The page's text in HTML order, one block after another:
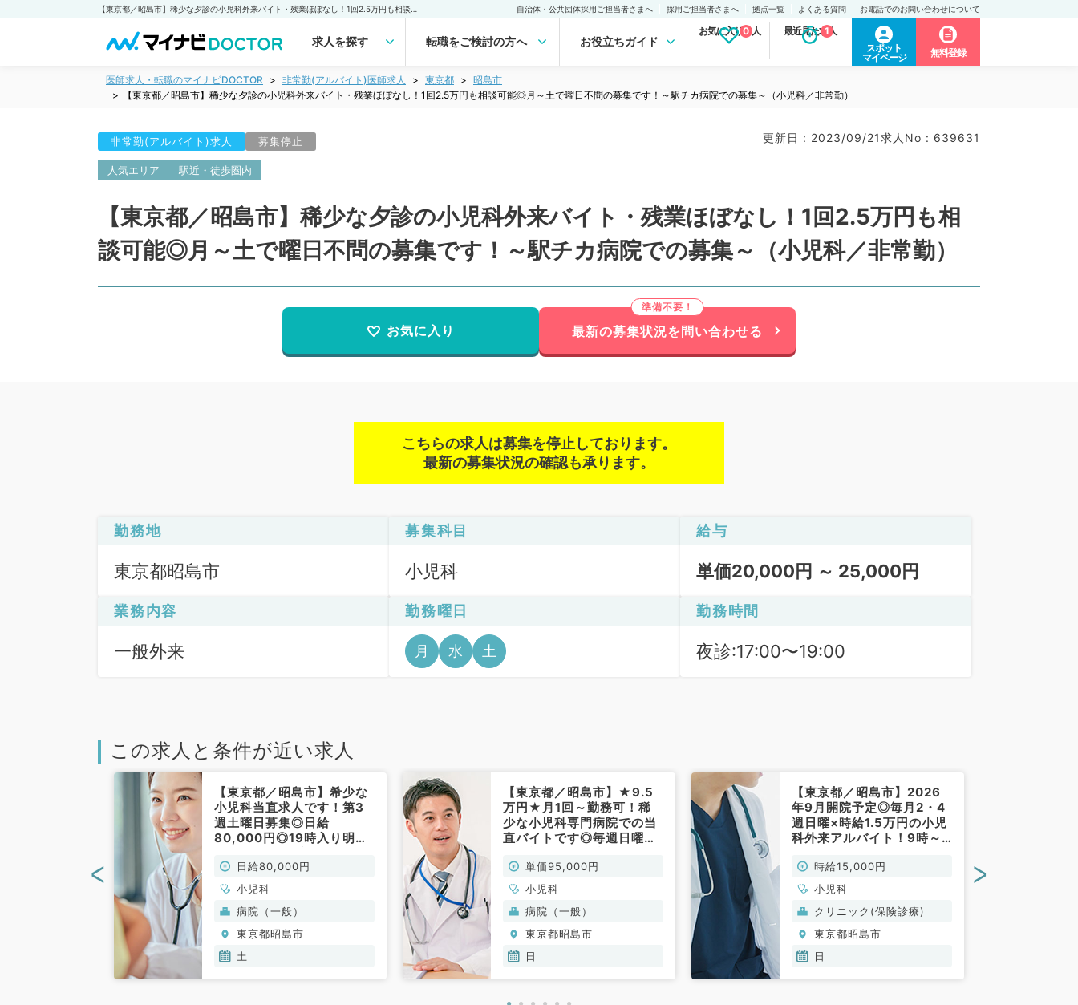
自治体・公共団体採用ご担当者さまへ 採用ご担当者さまへ 拠点一覧 よくある質問 お電話でのお問い合わせについて
求人を探す 転職をご検討の方へ お役立ちガイド
お気に入り求人
0 最近見た求人
1
スポット
マイページ
無料登録
医師求人・転職のマイナビDOCTOR 非常勤(アルバイト)医師求人 東京都
昭島市
【東京都／昭島市】稀少な夕診の小児科外来バイト・残業ほぼなし！1回2.5万円も相談可能◎月～土で曜日不問の募集です！～駅チカ病院での募集～（小児科／非常勤）
非常勤(アルバイト)求人 募集停止 更新日 : 2023/09/21求人No : 639631
人気エリア 駅近・徒歩圏内
【東京都／昭島市】稀少な夕診の小児科外来バイト・残業ほぼなし！1回2.5万円も相
談可能◎月～土で曜日不問の募集です！～駅チカ病院での募集～（小児科／非常勤）
お気に入り 最新の募集状況を問い合わせる
こちらの求人は募集を停止しております。
最新の募集状況の確認も承ります。
勤務地
東京都昭島市
募集科目
小児科
給与
単価20,000円 ～ 25,000円
業務内容
一般外来
勤務曜日
月 水 土
勤務時間
夜診:17:00〜19:00
この求人と条件が近い求人
【東京都／昭島市】希少な
小児科当直求人です！第3
週土曜日募集◎日給
80,000円◎19時入り明け
（小児科／非常勤）
日給80,000円
小児科
病院（一般）
東京都昭島市
土
【東京都／昭島市】★9.5
万円★月1回～勤務可！稀
少な小児科専門病院での当
直バイトです◎毎週日曜
時まで調整可能◎（小児科
／非常勤）
単価95,000円
小児科
病院（一般）
東京都昭島市
日
【東京都／昭島市】2026
年9月開院予定◎毎月2・4
週日曜×時給1.5万円の小児
科外来アルバイト！9時～
勤便利（小児科／非常勤）
時給15,000円
小児科
クリニック(保険診療)
東京都昭島市
日
< >